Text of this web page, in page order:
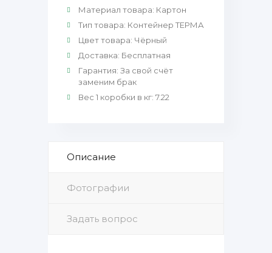
Материал товара: Картон
Тип товара: Контейнер ТЕРМА
Цвет товара: Чёрный
Доставка: Бесплатная
Гарантия: За свой счёт
заменим брак
Вес 1 коробки в кг: 7.22
Описание
Фотографии
Задать вопрос